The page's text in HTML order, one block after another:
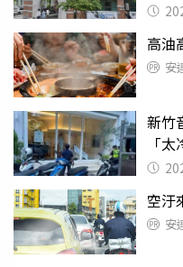
關
高油
安
新竹
「
空汙
安